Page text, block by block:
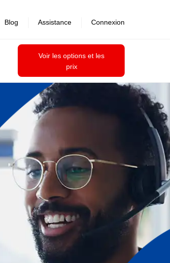
Voir les options et les
prix
Blog Assistance Connexion